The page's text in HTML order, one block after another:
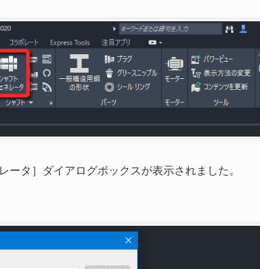
タ］ダイアログボックスが表示されました。